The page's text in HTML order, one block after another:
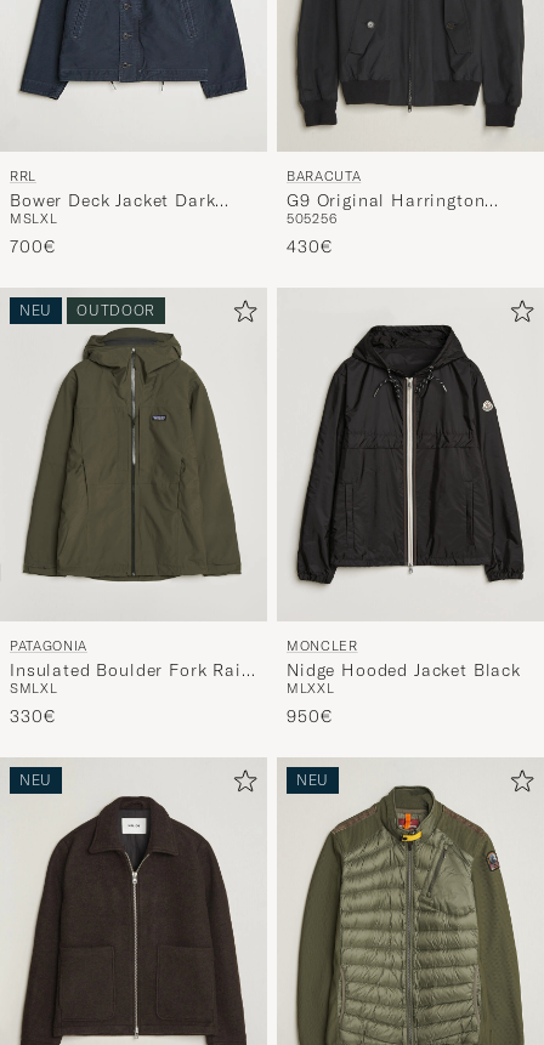
RRL
Bower Deck Jacket Dark
Navy
MSLXL
700€
BARACUTA
G9 Original Harrington
Jacket Black
505256
430€
NEU OUTDOOR
PATAGONIA
Insulated Boulder Fork Rain
Jacket Basin Green
SMLXL
330€
MONCLER
Nidge Hooded Jacket Black
M LXXL
950€
NEU NEU